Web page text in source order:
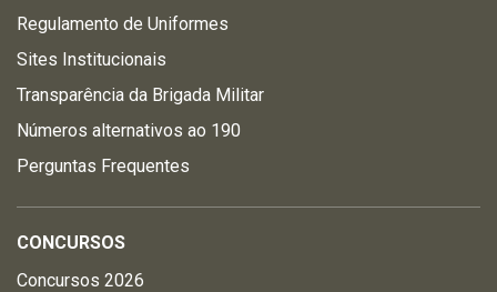
Regulamento de Uniformes
Sites Institucionais
Transparência da Brigada Militar
Números alternativos ao 190
Perguntas Frequentes
CONCURSOS
Concursos 2026